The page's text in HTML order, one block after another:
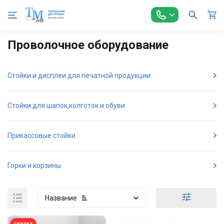
Главная Торговое оборудование Проволочное
Проволочное оборудование
Стойки и дисплеи для печатной продукции
Стойки для шапок,колготок и обуви
Прикассовые стойки
Горки и корзины
Название